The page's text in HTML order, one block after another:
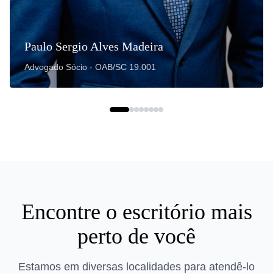
Paulo Sergio Alves Madeira
Advogado Sócio - OAB/SC 19.001
Encontre o escritório mais
perto de você
Estamos em diversas localidades para atendê-lo